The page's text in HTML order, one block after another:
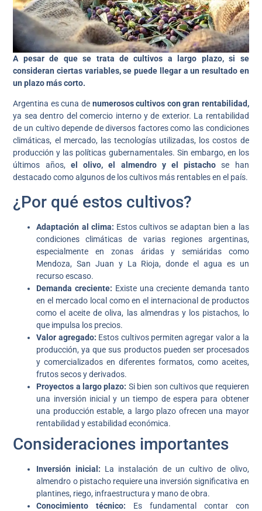
A pesar de que se trata de cultivos a largo plazo, si se
consideran ciertas variables, se puede llegar a un resultado en
un plazo más corto.
Argentina es cuna denumerosos cultivos con gran rentabilidad,
ya sea dentro del comercio interno y de exterior. La rentabilidad
de un cultivo depende de diversos factores como las condiciones
climáticas, el mercado, las tecnologías utilizadas, los costos de
producción y las políticas gubernamentales. Sin embargo, en los
últimos años, el olivo, el almendro y el pistacho se han
destacado como algunos de los cultivos más rentables en el país.
¿Por qué estos cultivos?
Adaptación al clima: Estos cultivos se adaptan bien a las
condiciones climáticas de varias regiones argentinas,
especialmente en zonas áridas y semiáridas como
Mendoza, San Juan y La Rioja, donde el agua es un
recurso escaso.
Demanda creciente: Existe una creciente demanda tanto
en el mercado local como en el internacional de productos
como el aceite de oliva, las almendras y los pistachos, lo
que impulsa los precios.
Valor agregado: Estos cultivos permiten agregar valor a la
producción, ya que sus productos pueden ser procesados
y comercializados en diferentes formatos, como aceites,
frutos secos y derivados.
Proyectos a largo plazo: Si bien son cultivos que requieren
una inversión inicial y un tiempo de espera para obtener
una producción estable, a largo plazo ofrecen una mayor
rentabilidad y estabilidad económica.
Consideraciones importantes
Inversión inicial: La instalación de un cultivo de olivo,
almendro o pistacho requiere una inversión significativa en
plantines, riego, infraestructura y mano de obra.
Conocimiento técnico: Es fundamental contar con